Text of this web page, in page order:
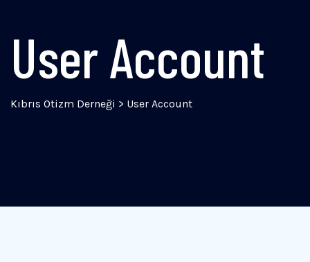
User Account
Kıbrıs Otizm Derneği > User Account